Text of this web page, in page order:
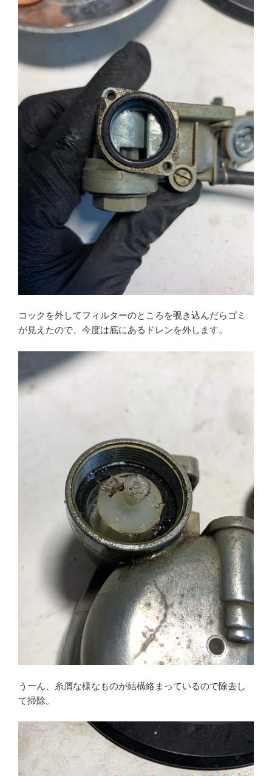
コックを外してフィルターのところを覗き込んだらゴミ
が見えたので、今度は底にあるドレンを外します。
うーん、糸屑な様なものが結構絡まっているので除去し
て掃除。